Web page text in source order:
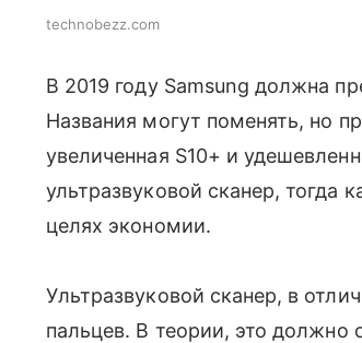
technobezz.com
В 2019 году Samsung должна
Названия могут поменять, но
увеличенная S10+ и
ультразвуковой сканер, тогда
целях экономии.
Ультразвуковой сканер, в
пальцев. В теории, это должно